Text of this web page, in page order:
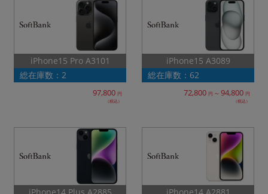
iPhone15 Pro A3101
総在庫数：2
97,800 円
（税込）
iPhone15 A3089
総在庫数：62
72,800 円 ～ 94,800 円
（税込）